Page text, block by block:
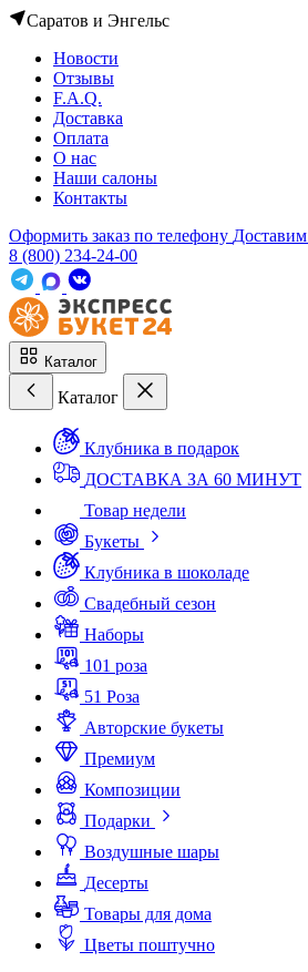
Саратов и Энгельс
Новости
Отзывы
F.A.Q.
Доставка
Оплата
О нас
Наши салоны
Контакты
Оформить заказ по телефону
8 (800) 234-24-00
Каталог
Каталог
Клубника в подарок
ДОСТАВКА ЗА 60 МИНУТ
Товар недели
Букеты
Клубника в шоколаде
Свадебный сезон
Наборы
101 роза
51 Роза
Авторские букеты
Премиум
Композиции
Подарки
Воздушные шары
Десерты
Товары для дома
Цветы поштучно